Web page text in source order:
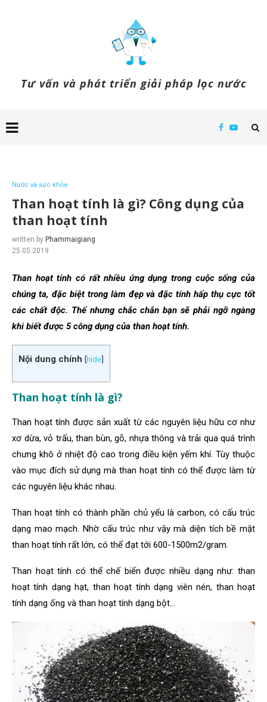
Tư vấn và phát triển giải pháp lọc nước
Nước và sức khỏe
Than hoạt tính là gì? Công dụng của
than hoạt tính
written by Phammaigiang
25.05.2019
Than hoạt tính có rất nhiều ứng dụng trong cuộc sống của
chúng ta, đặc biệt trong làm đẹp và đặc tính hấp thụ cực tốt
các chất độc. Thế nhưng chắc chắn bạn sẽ phải ngỡ ngàng
khi biết được 5 công dụng của than hoạt tính.
Nội dung chính [hide]
Than hoạt tính là gì?
Than hoạt tính được sản xuất từ các nguyên liệu hữu cơ như
xơ dừa, vỏ trấu, than bùn, gỗ, nhựa thông và trải qua quá trình
chưng khô ở nhiệt độ cao trong điều kiện yếm khí. Tùy thuộc
vào mục đích sử dụng mà than hoạt tính có thể được làm từ
các nguyên liệu khác nhau.
Than hoạt tính có thành phần chủ yếu là carbon, có cấu trúc
dạng mao mạch. Nhờ cấu trúc như vậy mà diện tích bề mặt
than hoạt tính rất lớn, có thể đạt tới 600-1500m2/gram.
Than hoạt tính có thể chế biến được nhiều dạng như: than
hoạt tính dạng hạt, than hoạt tính dạng viên nén, than hoạt
tính dạng ống và than hoạt tính dạng bột…